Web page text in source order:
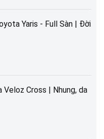
Yaris - Full Sàn | Đời
Cross | Nhung, da